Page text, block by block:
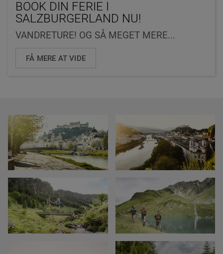
BOOK DIN FERIE I
SALZBURGERLAND NU!
VANDRETURE! OG SÅ MEGET MERE...
FÅ MERE AT VIDE